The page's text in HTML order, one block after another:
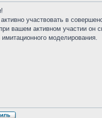
участвовать в
вашем активном участии он
имитационного моделирования.